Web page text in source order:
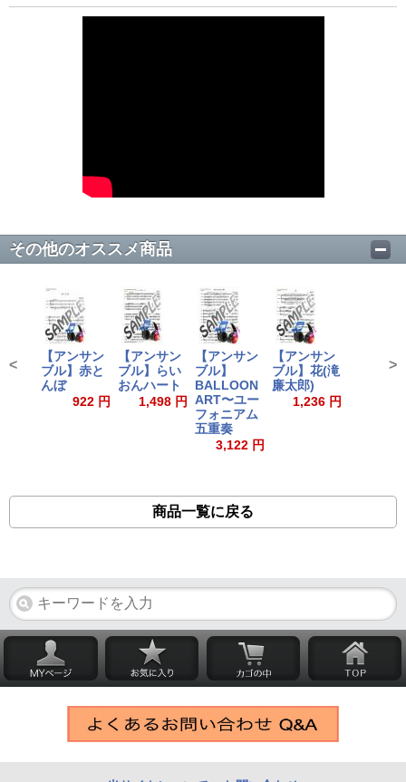
その他のオススメ商品
【アンサン
ブル】赤と
んぼ
922 円
【アンサン
ブル】らい
おんハート
1,498 円
【アンサン
ブル】
BALLOON
ART〜ユー
フォニアム
五重奏
3,122 円
【アンサン
ブル】花(滝
廉太郎)
1,236 円
< >
商品一覧に戻る